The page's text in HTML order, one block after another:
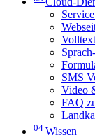
SMS
Video
FAQ
04 Wissen